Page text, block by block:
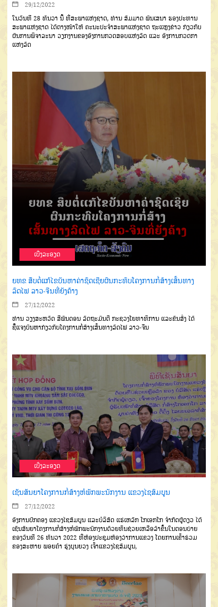
29/12/2022
ໃນວັນທີ 28 ທັນວາ ນີ້ ທີ່ສະພາແຫ່ງຊາດ, ທ່ານ ສົມມາດ ພົນເສນາ ຮອງປະທານ
ສະພາແຫ່ງຊາດ ໄດ້ຕາງໜ້າໃຫ້ ຄະນະປະຈຳສະພາແຫ່ງຊາດ ຖະແຫຼງຂ່າວ ກ່ຽວກັບ
ຜົນການພິຈາລະນາ ວຽກງານຂອງອົງການກວດສອບແຫ່ງລັດ ແລະ ອົງການກວດກາ
ແຫ່ງລັດ
ເບີ່ງລະອຽດ
ຍທຂ ສືບຕໍ່ແກ້ໄຂບັນຫາຄ່າຊົດເຊີຍຜົນກະທົບໂຄງການກໍ່ສ້າງເສັ້ນທາງ
ລົດໄຟ ລາວ-ຈີນທີ່ຍັງຄ້າງ
27/12/2022
ທ່ານ ວຽງສະຫວັດ ສີພັນດອນ ລັດຖະມົນຕີ ກະຊວງໂຍທາທິການ ແລະຂົນສົ່ງ ໄດ້
ຊີ້ແຈງບັນຫາກ່ຽວກັບໂຄງການກໍ່ສ້າງເສັ້ນທາງລົດໄຟ ລາວ-ຈີນ
ເບີ່ງລະອຽດ
ເຊັນສັນຍາໂຄງການກໍ່ສ້າງຫໍພັກພະນັກງານ ແຂວງໄຊສົມບູນ
27/12/2022
ອົງການປົກຄອງ ແຂວງໄຊສົມບູນ ແລະບໍລິສັດ ແຮ່ເຫລັກ ໂກເອກໂກ ຈຳກັດຜູ້ດຽວ ໄດ້
ເຊັນສັນຍາໂຄງການກໍ່ສ້າງຫໍພັກພະນັກງານດ້ວຍທຶນຊ່ວຍເຫລືອລ້າຂຶ້ນໃນຕອນບ່າຍ
ຂອງວັນທີ 26 ທັນວາ 2022 ທີ່ຫ້ອງປະຊຸມຫ້ອງວ່າການແຂວງ ໂດຍການເຂົ້າຮ່ວມ
ຂອງສະຫາຍ ພອຍຄຳ ຮຸ່ງບຸນຍວງ ເຈົ້າແຂວງໄຊສົມບູນ,